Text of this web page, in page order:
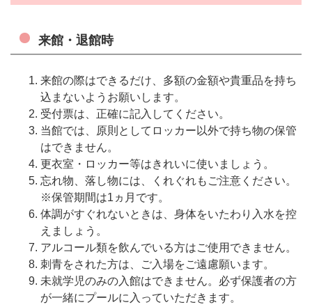
来館・退館時
来館の際はできるだけ、多額の金額や貴重品を持ち
込まないようお願いします。
受付票は、正確に記入してください。
当館では、原則としてロッカー以外で持ち物の保管
はできません。
更衣室・ロッカー等はきれいに使いましょう。
忘れ物、落し物には、くれぐれもご注意ください。
※保管期間は1ヵ月です。
体調がすぐれないときは、身体をいたわり入水を控
えましょう。
アルコール類を飲んでいる方はご使用できません。
刺青をされた方は、ご入場をご遠慮願います。
未就学児のみの入館はできません。必ず保護者の方
が一緒にプールに入っていただきます。